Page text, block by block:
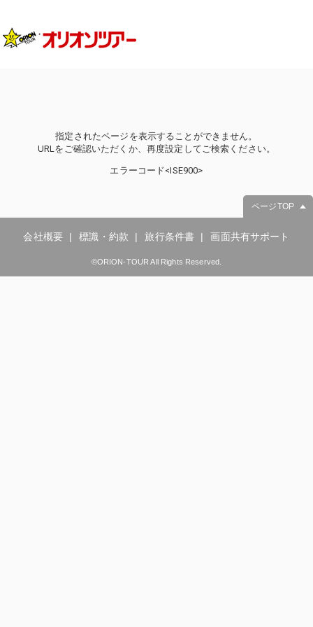
指定されたページを表示することができません。
URLをご確認いただくか、再度設定してご検索ください。
エラーコード<ISE900>
ページTOP
会社概要 標識・約款 旅行条件書 画面共有サポート
©ORION-TOUR All Rights Reserved.